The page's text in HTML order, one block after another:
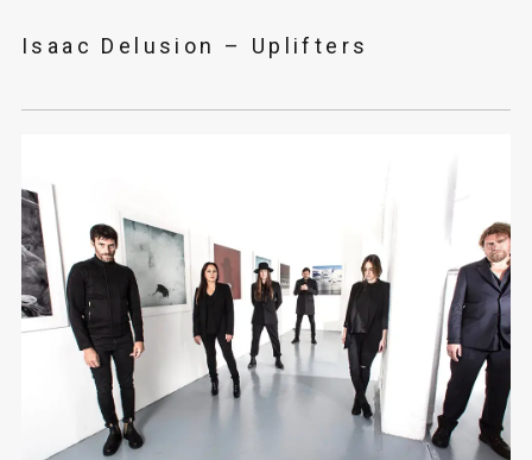
Isaac Delusion – Uplifters